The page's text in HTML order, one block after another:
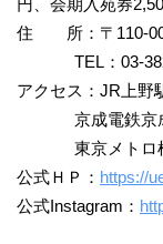
円、会期入苑券
住 所：〒110-
TEL：03-3822-
アクセス：JR上野
京成電鉄京成
東京メトロ根
公式ＨＰ： https://
公式Instagram：